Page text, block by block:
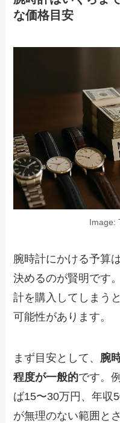
な価格目安
Image:
腕時計にかける予算
決めるのが賢明です
計を購入してしまう
可能性があります。
まず目安として、 腕
程度が一般的です。
ば15〜30万円、年収
が無理のない範囲と